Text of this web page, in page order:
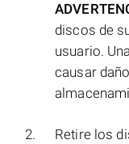
discos de
usuario.
causar
Retire los